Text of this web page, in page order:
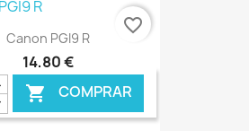
€ ONLINE
Canon PGI9 R
14,80 €
 COMPRAR
favorite_border